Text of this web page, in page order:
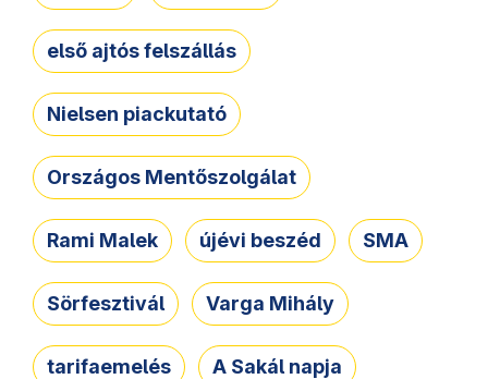
első ajtós felszállás
Nielsen piackutató
Országos Mentőszolgálat
Rami Malek újévi beszéd SMA
Sörfesztivál Varga Mihály
tarifaemelés A Sakál napja